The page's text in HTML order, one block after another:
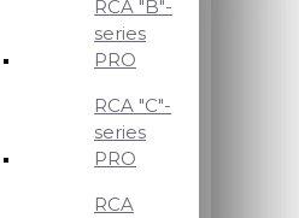
RCA "B"-
series
PRO
RCA "C"-
series
PRO
RCA